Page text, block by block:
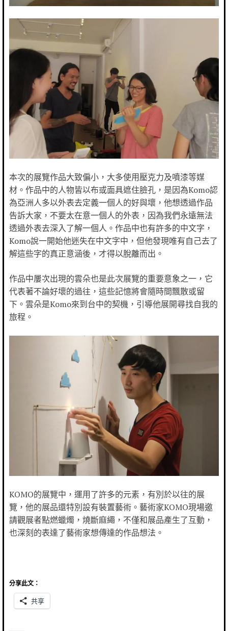
本次的展覽作品大致偏小，大多使用壓克力及噴漆等媒
材。作品中的人物皆以布或面具遮住臉孔，是因為Komo認
為亞洲人多以外表去定義一個人的好與壞，他想透過作品
告訴大家，不要太在意一個人的外表，因為我們永遠無法
透過外表去深入了解一個人。作品中也有許多的中文字，
Komo說一開始他迷失在中文字中，但他發現唯有自己去了
解這些字的真正意涵後，才得以脫離而出。
作品中屢次出現的雲朵也是此次展覽的重要意象之一，它
代表著不論好壞的過往，這些記憶將會隨時間飄散或留
下。雲朵是Komo來到台中的契機，引導他展開尋找自我的
旅程。
KOMO的展覽中，運用了許多的元素，有別於以往的展
覽，他的展品還特別設有裝置藝術。藝術家KOMO現場邀
請觀展者點燃蠟燭，燒斷麻繩，不僅和展品產生了互動，
也深刻的表達了藝術家想傳達的作品想法。
分享此文：
共享